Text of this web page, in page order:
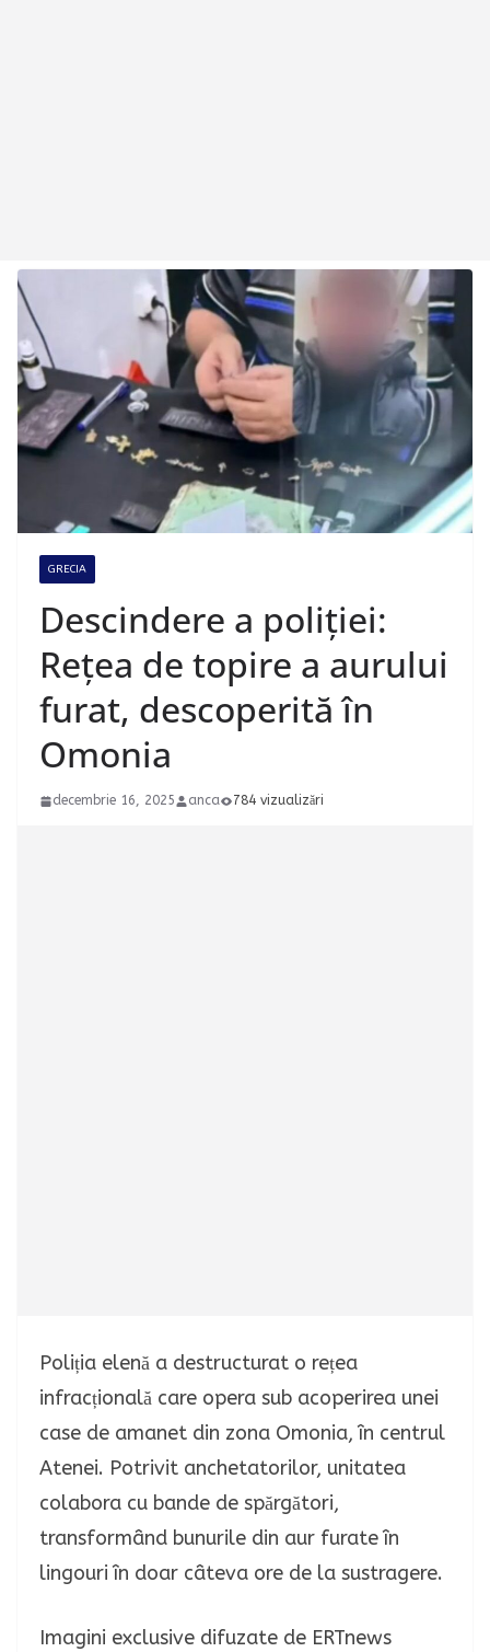
GRECIA
Descindere a poliției:
Rețea de topire a aurului
furat, descoperită în
Omonia
decembrie 16, 2025 anca 784 vizualizări
Poliția elenă a destructurat o rețea
infracțională care opera sub acoperirea unei
case de amanet din zona Omonia, în centrul
Atenei. Potrivit anchetatorilor, unitatea
colabora cu bande de spărgători,
transformând bunurile din aur furate în
lingouri în doar câteva ore de la sustragere.
Imagini exclusive difuzate de ERTnews